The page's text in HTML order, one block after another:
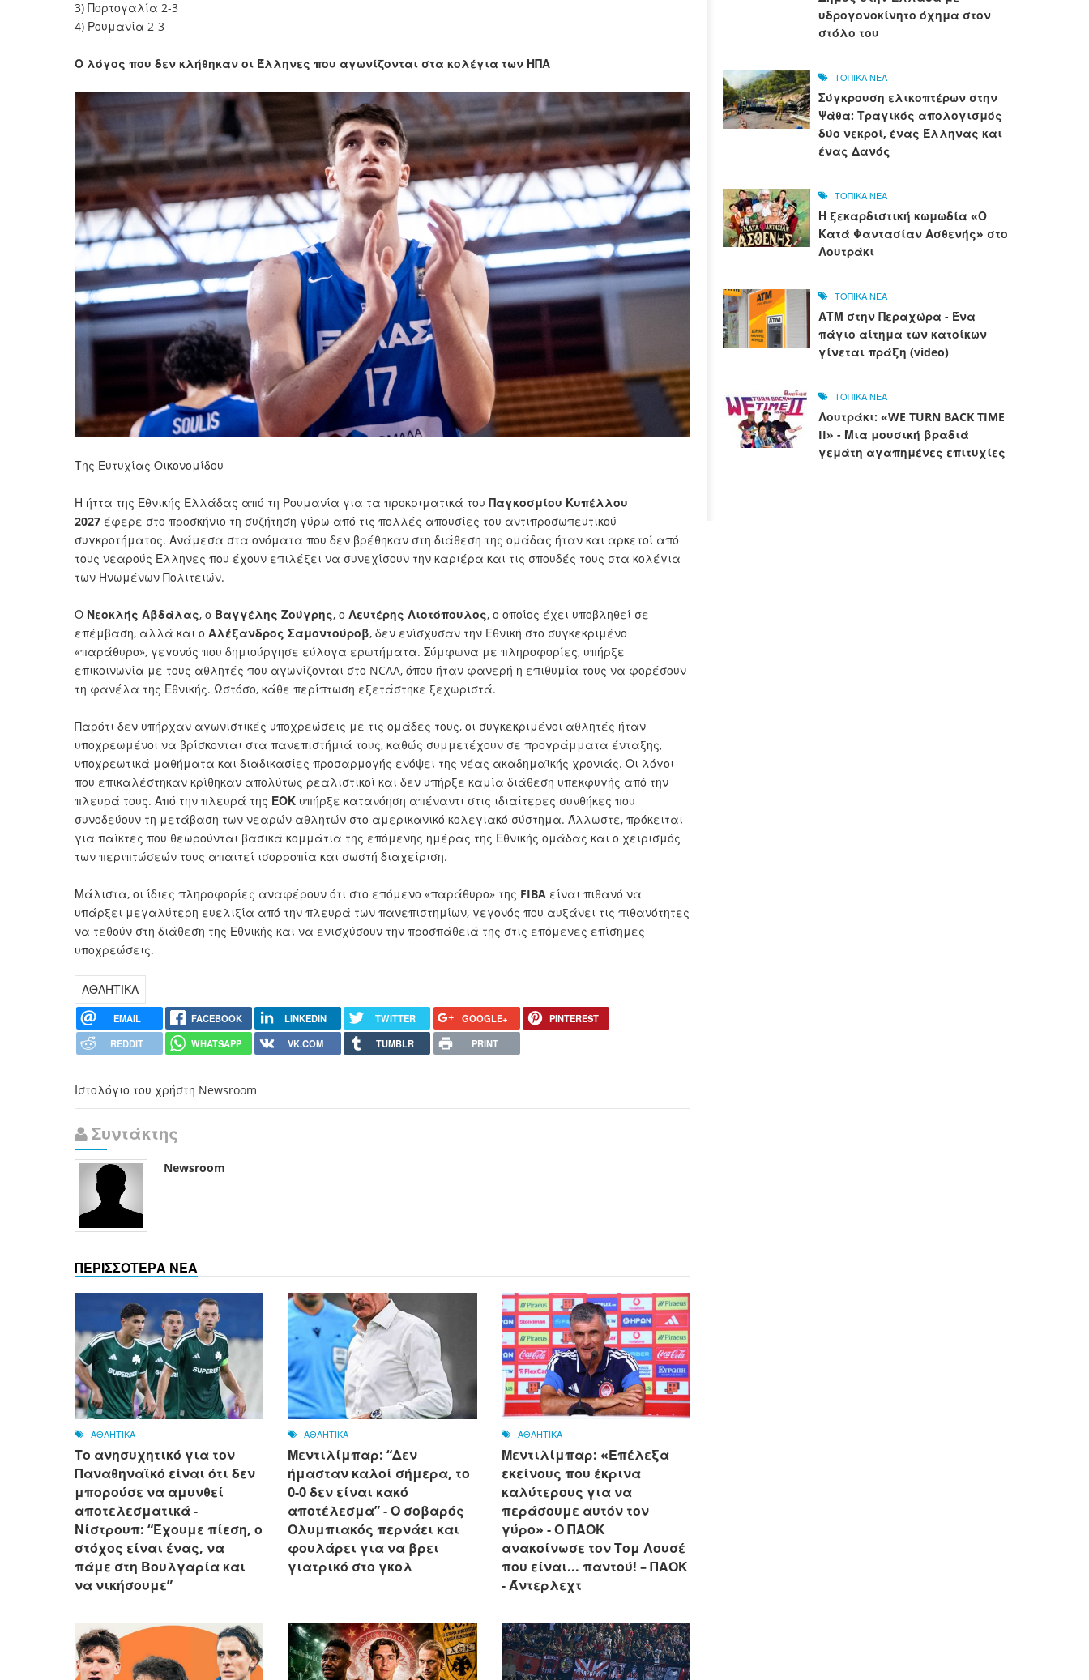
3) Πορτογαλία 2-3
4) Ρουμανία 2-3
Ο λόγος που δεν κλήθηκαν οι Έλληνες που αγωνίζονται στα κολέγια των ΗΠΑ
Της Ευτυχίας Οικονομίδου
Η ήττα της Εθνικής Ελλάδας από τη Ρουμανία για τα προκριματικά του Παγκοσμίου Κυπέλλου
2027 έφερε στο προσκήνιο τη συζήτηση γύρω από τις πολλές απουσίες του αντιπροσωπευτικού
συγκροτήματος. Ανάμεσα στα ονόματα που δεν βρέθηκαν στη διάθεση της ομάδας ήταν και αρκετοί από
τους νεαρούς Έλληνες που έχουν επιλέξει να συνεχίσουν την καριέρα και τις σπουδές τους στα κολέγια
των Ηνωμένων Πολιτειών.
Ο Νεοκλής Αβδάλας, ο Βαγγέλης Ζούγρης, ο Λευτέρης Λιοτόπουλος, ο οποίος έχει υποβληθεί σε
επέμβαση, αλλά και ο Αλέξανδρος Σαμοντούροβ, δεν ενίσχυσαν την Εθνική στο συγκεκριμένο
«παράθυρο», γεγονός που δημιούργησε εύλογα ερωτήματα. Σύμφωνα με πληροφορίες, υπήρξε
επικοινωνία με τους αθλητές που αγωνίζονται στο NCAA, όπου ήταν φανερή η επιθυμία τους να φορέσουν
τη φανέλα της Εθνικής. Ωστόσο, κάθε περίπτωση εξετάστηκε ξεχωριστά.
Παρότι δεν υπήρχαν αγωνιστικές υποχρεώσεις με τις ομάδες τους, οι συγκεκριμένοι αθλητές ήταν
υποχρεωμένοι να βρίσκονται στα πανεπιστήμιά τους, καθώς συμμετέχουν σε προγράμματα ένταξης,
υποχρεωτικά μαθήματα και διαδικασίες προσαρμογής ενόψει της νέας ακαδημαϊκής χρονιάς. Οι λόγοι
που επικαλέστηκαν κρίθηκαν απολύτως ρεαλιστικοί και δεν υπήρξε καμία διάθεση υπεκφυγής από την
πλευρά τους. Από την πλευρά της ΕΟΚ υπήρξε κατανόηση απέναντι στις ιδιαίτερες συνθήκες που
συνοδεύουν τη μετάβαση των νεαρών αθλητών στο αμερικανικό κολεγιακό σύστημα. Άλλωστε, πρόκειται
για παίκτες που θεωρούνται βασικά κομμάτια της επόμενης ημέρας της Εθνικής ομάδας και ο χειρισμός
των περιπτώσεών τους απαιτεί ισορροπία και σωστή διαχείριση.
Μάλιστα, οι ίδιες πληροφορίες αναφέρουν ότι στο επόμενο «παράθυρο» της FIBA είναι πιθανό να
υπάρξει μεγαλύτερη ευελιξία από την πλευρά των πανεπιστημίων, γεγονός που αυξάνει τις πιθανότητες
να τεθούν στη διάθεση της Εθνικής και να ενισχύσουν την προσπάθειά της στις επόμενες επίσημες
υποχρεώσεις.
ΑΘΛΗΤΙΚΑ
EMAIL FACEBOOK LINKEDIN TWITTER GOOGLE+
PINTEREST
REDDIT
WHATSAPP VK.COM TUMBLR PRINT
Ιστολόγιο του χρήστη Newsroom
Συντάκτης
Newsroom
ΠΕΡΙΣΣΟΤΕΡΑ ΝΕΑ
ΑΘΛΗΤΙΚΑ
Το ανησυχητικό για τον
Παναθηναϊκό είναι ότι δεν
μπορούσε να αμυνθεί
αποτελεσματικά -
Νίστρουπ: “Έχουμε πίεση, ο
στόχος είναι ένας, να
πάμε στη Βουλγαρία και
να νικήσουμε”
ΑΘΛΗΤΙΚΑ
Μεντιλίμπαρ: “Δεν
ήμασταν καλοί σήμερα, το
0-0 δεν είναι κακό
αποτέλεσμα” - Ο σοβαρός
Ολυμπιακός περνάει και
φουλάρει για να βρει
γιατρικό στο γκολ
ΑΘΛΗΤΙΚΑ
Μεντιλίμπαρ: «Επέλεξα
εκείνους που έκρινα
καλύτερους για να
περάσουμε αυτόν τον
γύρο» - Ο ΠΑΟΚ
ανακοίνωσε τον Τομ Λουσέ
που είναι... παντού! – ΠΑΟΚ
- Άντερλεχτ
υδρογονοκίνητο όχημα στον
στόλο του
ΤΟΠΙΚΑ ΝΕΑ
Σύγκρουση ελικοπτέρων στην
Ψάθα: Τραγικός απολογισμός
δύο νεκροί, ένας Έλληνας και
ένας Δανός
ΤΟΠΙΚΑ ΝΕΑ
Η ξεκαρδιστική κωμωδία «Ο
Κατά Φαντασίαν Ασθενής» στο
Λουτράκι
ΤΟΠΙΚΑ ΝΕΑ
ΑΤΜ στην Περαχώρα - Ένα
πάγιο αίτημα των κατοίκων
γίνεται πράξη (video)
ΤΟΠΙΚΑ ΝΕΑ
Λουτράκι: «WE TURN BACK TIME
II» - Μια μουσική βραδιά
γεμάτη αγαπημένες επιτυχίες